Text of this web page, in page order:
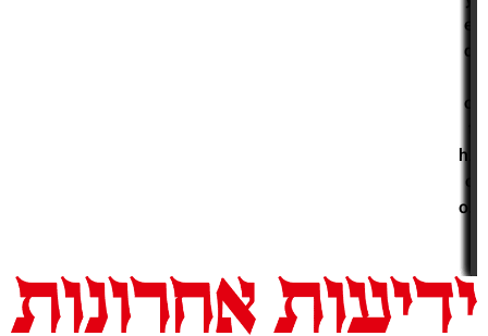
e
d
o
h.
c
o.